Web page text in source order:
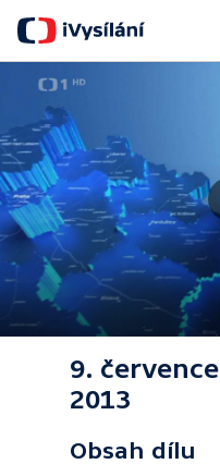
9. července
2013
Obsah dílu